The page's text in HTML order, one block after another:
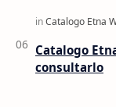
Catalogo
consultarlo